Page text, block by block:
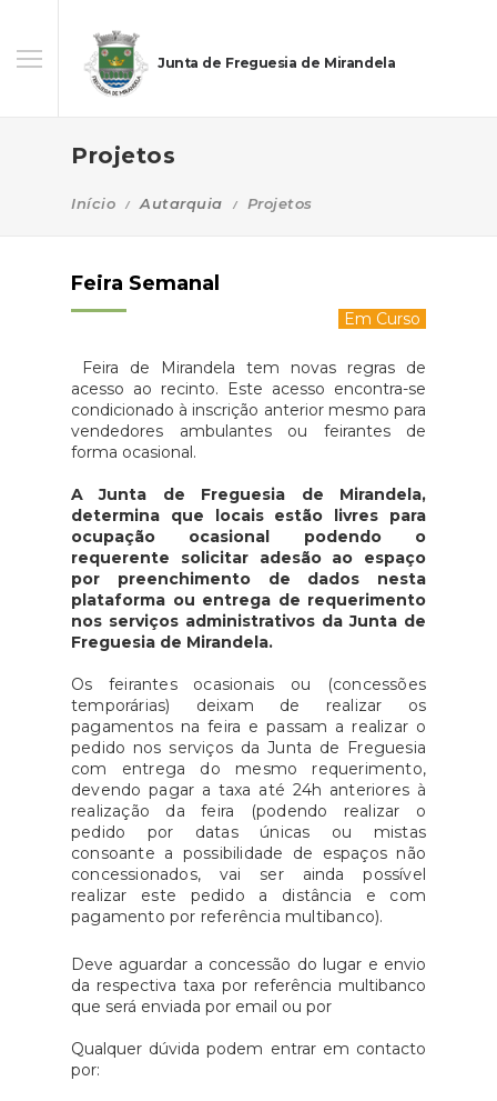
Junta de Freguesia de Mirandela
Projetos
Início Autarquia Projetos
Feira Semanal
Em Curso
Feira de Mirandela tem novas regras de
acesso ao recinto. Este acesso encontra-se
condicionado à inscrição anterior mesmo para
vendedores ambulantes ou feirantes de
forma ocasional.
A Junta de Freguesia de Mirandela,
determina que locais estão livres para
ocupação ocasional podendo o
requerente solicitaradesão ao espaço
por preenchimento de dados nesta
plataforma ou entrega de requerimento
nos serviços administrativos da Junta de
Freguesia de Mirandela.
Os feirantes ocasionais ou (concessões
temporárias) deixam de realizar os
pagamentos na feira e passam a realizar o
pedido nos serviços da Junta de Freguesia
com entrega do mesmo requerimento,
devendo pagar a taxa até 24h anteriores à
realização da feira (podendo realizar o
pedido por datas únicas ou mistas
consoante a possibilidade de espaços não
concessionados, vai ser ainda possível
realizar este pedido a distância e com
pagamento por referência multibanco).
Deve aguardar a concessão do lugar e envio
da respectiva taxa por referência multibanco
que será enviada por email ou por
Qualquer dúvida podem entrar em contacto
por: